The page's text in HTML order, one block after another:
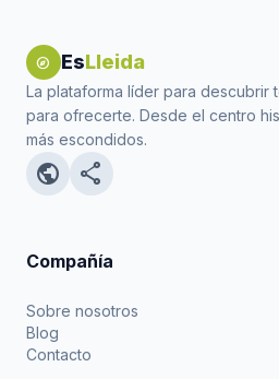
explore EsLleida
La plataforma líder para descubrir
para ofrecerte. Desde el centro
más escondidos.
public share
Compañía
Sobre nosotros
Blog
Contacto